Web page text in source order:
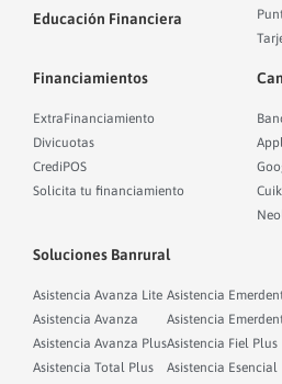
Educación Financiera
Financiamientos
ExtraFinanciamiento
Divicuotas
CrediPOS
Solicita tu financiamiento
Cuik
Soluciones Banrural
Asistencia Avanza Lite
Asistencia Avanza
Asistencia Avanza Plus
Asistencia Total Plus
Asistencia
Asistencia
Asistencia Fiel Plus
Asistencia Esencial